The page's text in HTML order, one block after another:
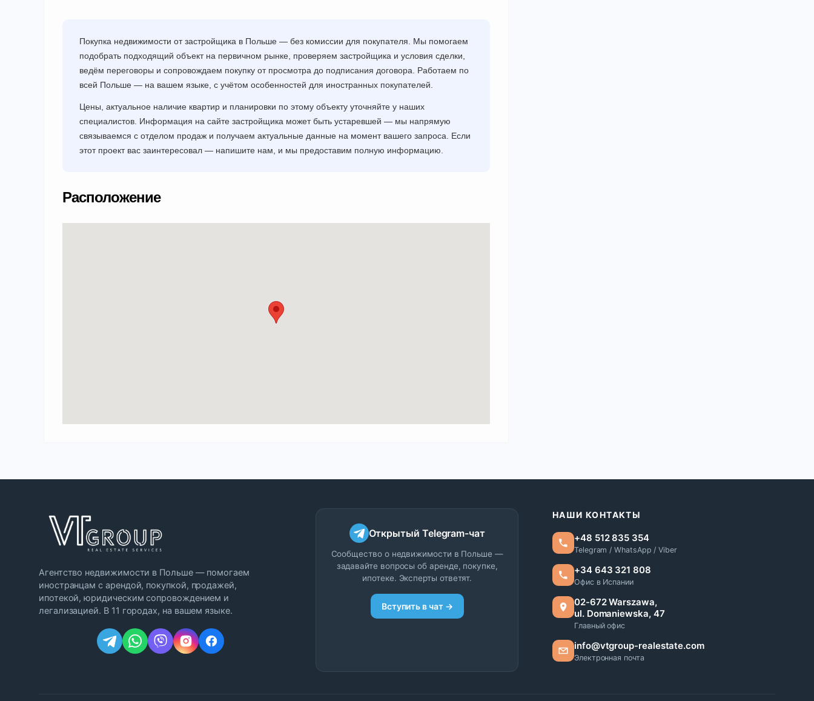
Покупка недвижимости от застройщика в Польше — без комиссии для покупателя. Мы помогаем
подобрать подходящий объект на первичном рынке, проверяем застройщика и условия сделки,
ведём переговоры и сопровождаем покупку от просмотра до подписания договора. Работаем по
всей Польше — на вашем языке, с учётом особенностей для иностранных покупателей.
Цены, актуальное наличие квартир и планировки по этому объекту уточняйте у наших
специалистов. Информация на сайте застройщика может быть устаревшей — мы напрямую
связываемся с отделом продаж и получаем актуальные данные на момент вашего запроса. Если
этот проект вас заинтересовал — напишите нам, и мы предоставим полную информацию.
Расположение
Агентство недвижимости в Польше — помогаем
иностранцам с арендой, покупкой, продажей,
ипотекой, юридическим сопровождением и
легализацией. В 11 городах, на вашем языке.
Открытый Telegram-чат
Сообщество о недвижимости в Польше —
задавайте вопросы об аренде, покупке,
ипотеке. Эксперты ответят.
Вступить в чат →
НАШИ КОНТАКТЫ
+48 512 835 354
Telegram / WhatsApp / Viber
+34 643 321 808
Офис в Испании
02-672 Warszawa,
ul. Domaniewska, 47
Главный офис
info@vtgroup-realestate.com
Электронная почта